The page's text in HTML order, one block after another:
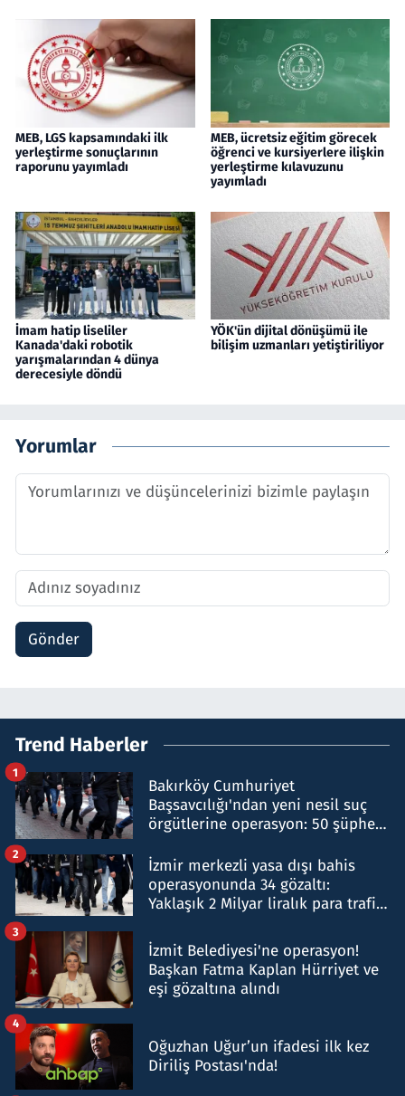
MEB, LGS kapsamındaki ilk
yerleştirme sonuçlarının
raporunu yayımladı
MEB, ücretsiz eğitim görecek
öğrenci ve kursiyerlere ilişkin
yerleştirme kılavuzunu
yayımladı
İmam hatip liseliler
Kanada'daki robotik
yarışmalarından 4 dünya
derecesiyle döndü
YÖK'ün dijital dönüşümü ile
bilişim uzmanları yetiştiriliyor
Yorumlar
Gönder
Trend Haberler
Bakırköy Cumhuriyet
Başsavcılığı'ndan yeni nesil suç
örgütlerine operasyon: 50 şüpheli
1
İzmir merkezli yasa dışı bahis
operasyonunda 34 gözaltı:
Yaklaşık 2 Milyar liralık para trafiği
2
İzmit Belediyesi'ne operasyon!
Başkan Fatma Kaplan Hürriyet ve
eşi gözaltına alındı
3
Oğuzhan Uğur’un ifadesi ilk kez
Diriliş Postası'nda!
4